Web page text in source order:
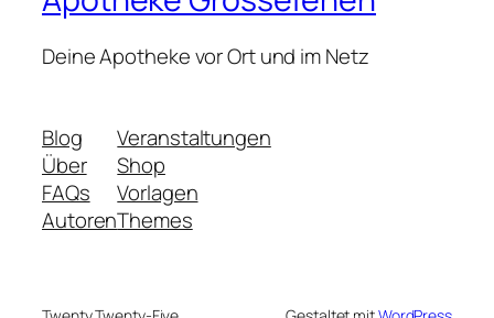
Deine Apotheke vor Ort und im Netz
Blog
Über
FAQs
Autoren
Veranstaltungen
Shop
Vorlagen
Themes